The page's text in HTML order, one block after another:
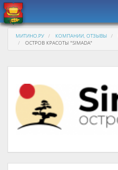
МИТИНО.РУ КОМПАНИИ, ОТЗЫВЫ
ОСТРОВ КРАСОТЫ "SIMADA"